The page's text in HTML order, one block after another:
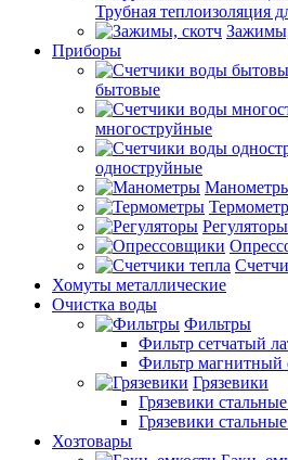
Трубная теплоизоляция
Приборы
бытовые
многоструйные
одноструйные
Регуляторы
Хомуты металлические
Очистка воды
Фильтры
Фильтр сетчатый
Фильтр магнитный
Грязевики
Грязевики
Грязевики
Хозтовары